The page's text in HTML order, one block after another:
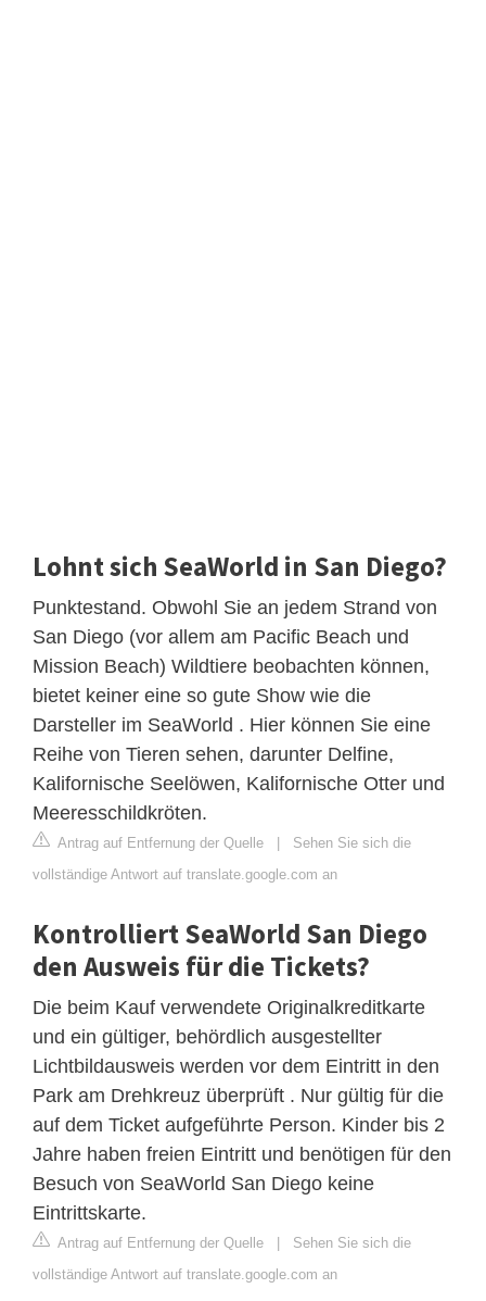
Lohnt sich SeaWorld in San Diego?
Punktestand. Obwohl Sie an jedem Strand von
San Diego (vor allem am Pacific Beach und
Mission Beach) Wildtiere beobachten können,
bietet keiner eine so gute Show wie die
Darsteller im SeaWorld . Hier können Sie eine
Reihe von Tieren sehen, darunter Delfine,
Kalifornische Seelöwen, Kalifornische Otter und
Meeresschildkröten.
Antrag auf Entfernung der Quelle | Sehen Sie sich die
vollständige Antwort auf translate.google.com an
Kontrolliert SeaWorld San Diego
den Ausweis für die Tickets?
Die beim Kauf verwendete Originalkreditkarte
und ein gültiger, behördlich ausgestellter
Lichtbildausweis werden vor dem Eintritt in den
Park am Drehkreuz überprüft . Nur gültig für die
auf dem Ticket aufgeführte Person. Kinder bis 2
Jahre haben freien Eintritt und benötigen für den
Besuch von SeaWorld San Diego keine
Eintrittskarte.
Antrag auf Entfernung der Quelle | Sehen Sie sich die
vollständige Antwort auf translate.google.com an